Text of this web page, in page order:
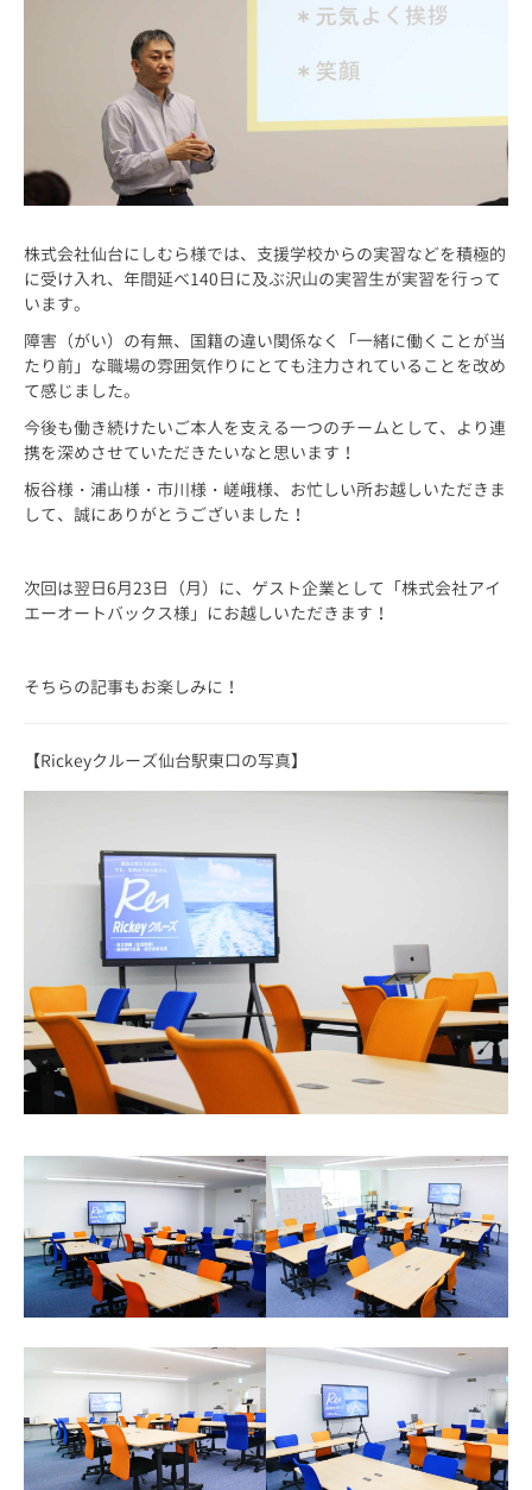
株式会社仙台にしむら様では、支援学校からの実習などを積極的
に受け入れ、年間延べ140日に及ぶ沢山の実習生が実習を行って
います。
障害（がい）の有無、国籍の違い関係なく「一緒に働くことが当
たり前」な職場の雰囲気作りにとても注力されていることを改め
て感じました。
今後も働き続けたいご本人を支える一つのチームとして、より連
携を深めさせていただきたいなと思います！
板谷様・浦山様・市川様・嵯峨様、お忙しい所お越しいただきま
して、誠にありがとうございました！
次回は翌日6月23日（月）に、ゲスト企業として「株式会社アイ
エーオートバックス様」にお越しいただきます！
そちらの記事もお楽しみに！
【Rickeyクルーズ仙台駅東口の写真】